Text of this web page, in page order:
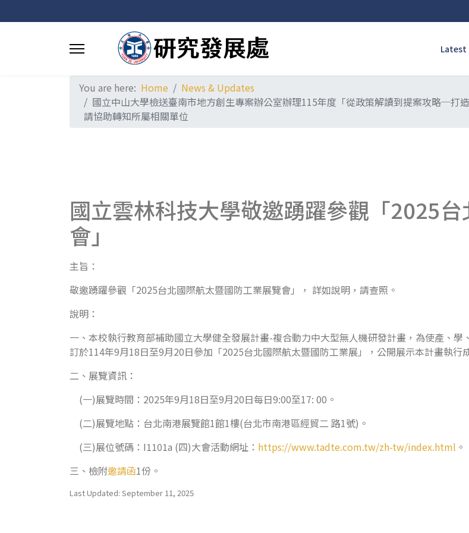
Latest
You are here: Home
News & Updates
國立中山大學檢送臺南市地方創生專案辦公室辦理115年度「從政策解讀到提案攻略─打
請協助轉知所屬相關單位
國立雲林科技大學敬邀踴躍參觀「2025
會」
主旨：
敬邀踴躍參觀「2025台北國際航太暨國防工業展覽會」， 詳如說明，請查照。
說明：
一、本校執行教育部補助國立大學健全發展計畫-複合動力中大型無人機研發計畫，為使產、
訂於114年9月18日至9月20日參加「2025台北國際航太暨國防工業展」，公開展示本計畫執行
二、展覽資訊：
(一)展覽時間：2025年9月18日至9月20日每日9:00至17: 00。
(二)展覽地點：台北南港展覽館1館1樓(台北市南港區經貿二 路1號)。
(三)展位號碼：I1101a (四)大會活動網址： https://www.tadte.com.tw/zh-tw/index.html 。
三、檢附邀請函1份。
Last Updated: September 11, 2025